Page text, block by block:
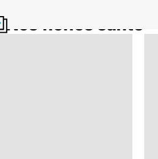
Nos fiches santé